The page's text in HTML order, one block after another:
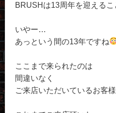
BRUSHは13周年を迎えるこ
いやー…
あっという間の13年ですね
ここまで来られたのは
間違いなく
ご来店いただいているお客